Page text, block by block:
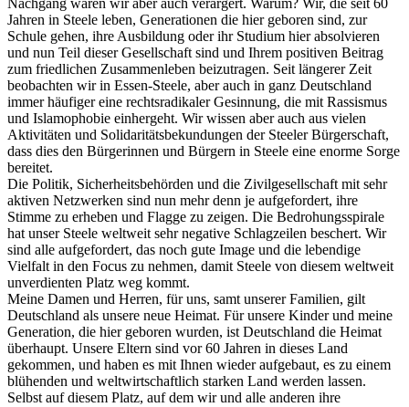
Jahren in Steele leben, Generationen die hier geboren sind, zur
Schule gehen, ihre Ausbildung oder ihr Studium hier absolvieren
und nun Teil dieser Gesellschaft sind und Ihrem positiven Beitrag
zum friedlichen Zusammenleben beizutragen. Seit längerer Zeit
beobachten wir in Essen-Steele, aber auch in ganz Deutschland
immer häufiger eine rechtsradikaler Gesinnung, die mit Rassismus
und Islamophobie einhergeht. Wir wissen aber auch aus vielen
Aktivitäten und Solidaritätsbekundungen der Steeler Bürgerschaft,
dass dies den Bürgerinnen und Bürgern in Steele eine enorme Sorge
bereitet.
Die Politik, Sicherheitsbehörden und die Zivilgesellschaft mit sehr
aktiven Netzwerken sind nun mehr denn je aufgefordert, ihre
Stimme zu erheben und Flagge zu zeigen. Die Bedrohungsspirale
hat unser Steele weltweit sehr negative Schlagzeilen beschert. Wir
sind alle aufgefordert, das noch gute Image und die lebendige
Vielfalt in den Focus zu nehmen, damit Steele von diesem weltweit
unverdienten Platz weg kommt.
Meine Damen und Herren, für uns, samt unserer Familien, gilt
Deutschland als unsere neue Heimat. Für unsere Kinder und meine
Generation, die hier geboren wurden, ist Deutschland die Heimat
überhaupt. Unsere Eltern sind vor 60 Jahren in dieses Land
gekommen, und haben es mit Ihnen wieder aufgebaut, es zu einem
blühenden und weltwirtschaftlich starken Land werden lassen.
Selbst auf diesem Platz, auf dem wir und alle anderen ihre